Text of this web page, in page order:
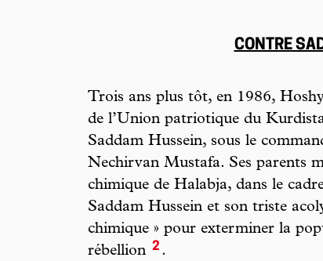
CONTRE
Trois ans plus tôt, en 1986,
de l’Union patriotique du
Saddam Hussein, sous le
Nechirvan Mustafa. Ses parents
chimique de Halabja, dans le
Saddam Hussein et son triste
chimique » pour exterminer la
rébellion 2 .